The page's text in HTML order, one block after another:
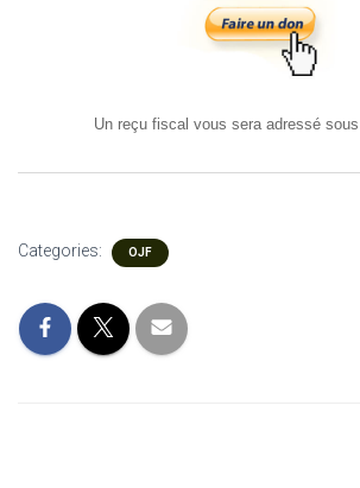
Un reçu fiscal vous sera adressé sous
Categories: OJF